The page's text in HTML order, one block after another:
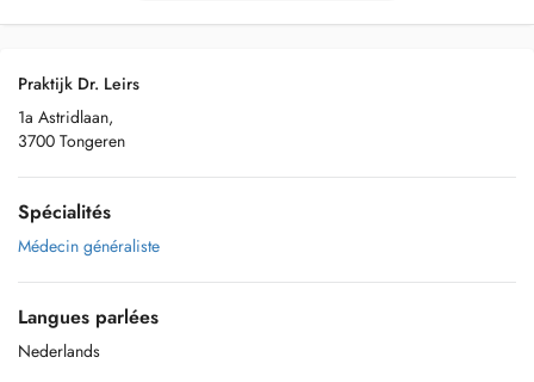
Praktijk Dr. Leirs
1a Astridlaan,
3700 Tongeren
Spécialités
Médecin généraliste
Langues parlées
Nederlands